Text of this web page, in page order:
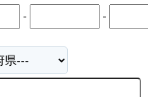
- -